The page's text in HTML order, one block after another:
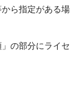
ら指定がある場
の部分にライセ